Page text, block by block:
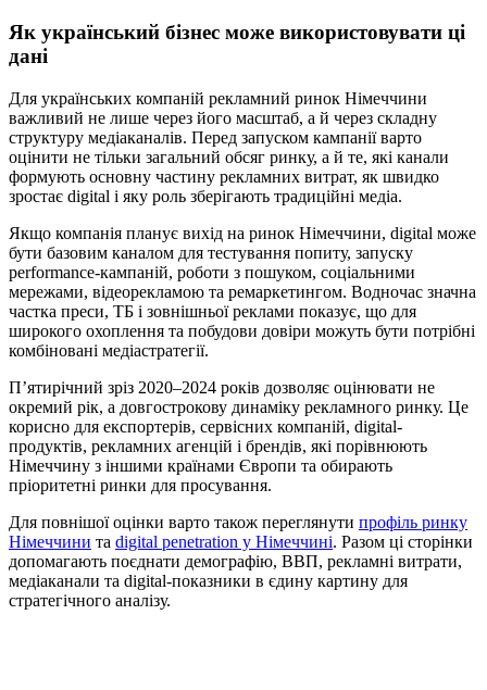
Як український бізнес може використовувати ці
дані
Для українських компаній рекламний ринок Німеччини
важливий не лише через його масштаб, а й через складну
структуру медіаканалів. Перед запуском кампанії варто
оцінити не тільки загальний обсяг ринку, а й те, які канали
формують основну частину рекламних витрат, як швидко
зростає digital і яку роль зберігають традиційні медіа.
Якщо компанія планує вихід на ринок Німеччини, digital може
бути базовим каналом для тестування попиту, запуску
performance-кампаній, роботи з пошуком, соціальними
мережами, відеорекламою та ремаркетингом. Водночас значна
частка преси, ТБ і зовнішньої реклами показує, що для
широкого охоплення та побудови довіри можуть бути потрібні
комбіновані медіастратегії.
П’ятирічний зріз 2020–2024 років дозволяє оцінювати не
окремий рік, а довгострокову динаміку рекламного ринку. Це
корисно для експортерів, сервісних компаній, digital-
продуктів, рекламних агенцій і брендів, які порівнюють
Німеччину з іншими країнами Європи та обирають
пріоритетні ринки для просування.
Для повнішої оцінки варто також переглянути профіль ринку
Німеччини та digital penetration у Німеччині. Разом ці сторінки
допомагають поєднати демографію, ВВП, рекламні витрати,
медіаканали та digital-показники в єдину картину для
стратегічного аналізу.